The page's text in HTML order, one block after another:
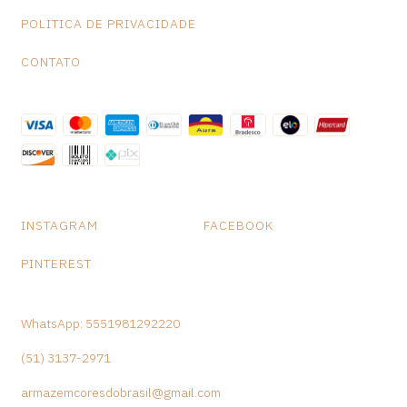
POLITICA DE PRIVACIDADE
CONTATO
INSTAGRAM FACEBOOK
PINTEREST
WhatsApp: 5551981292220
(51) 3137-2971
armazemcoresdobrasil@gmail.com